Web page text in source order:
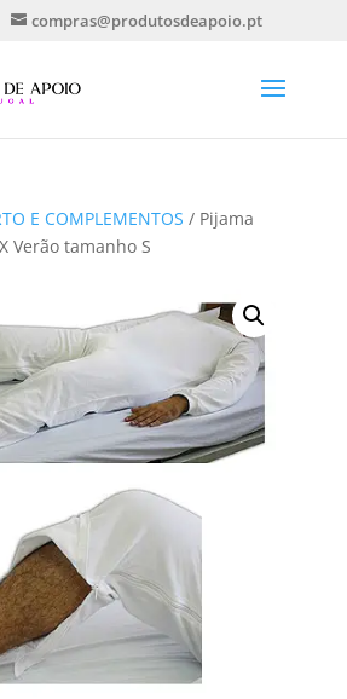
compras@produtosdeapoio.pt
E COMPLEMENTOS / Pijama
Verão tamanho S